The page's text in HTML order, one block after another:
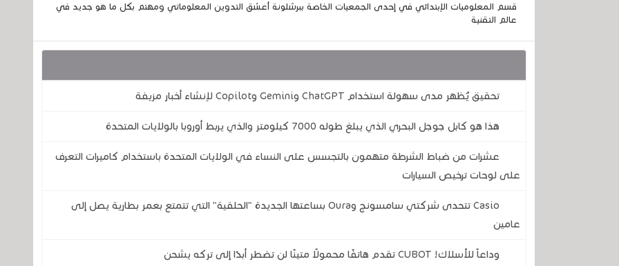
قسم المعلوميات الإبتدائي في إحدى الجمعيات الخاصة ببرشلونة أعشق التدوين المعلوماتي ومهتم بكل ما هو جديد في
عالم التقنية
تحقيق يُظهر مدى سهولة استخدام ChatGPT وGemini وCopilot لإنشاء أخبار مزيفة
هذا هو كابل جوجل البحري الذي يبلغ طوله 7000 كيلومتر والذي يربط أوروبا بالولايات المتحدة
عشرات من ضباط الشرطة متهمون بالتجسس على النساء في الولايات المتحدة باستخدام كاميرات التعرف
على لوحات ترخيص السيارات
Casio تتحدى شركتي سامسونج وOura بساعتها الجديدة "الحلقية" التي تتمتع بعمر بطارية يصل إلى
عامين
وداعاً للأسلاك! CUBOT تقدم هاتفًا محمولًا متينًا لن تضطر أبدًا إلى تركه يشحن